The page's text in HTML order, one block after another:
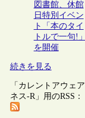
図書館、休館
日特別イベン
ト「本のタイ
トルで一句!」
を開催
続きを見る
「カレントアウェア
ネス-R」用のRSS：